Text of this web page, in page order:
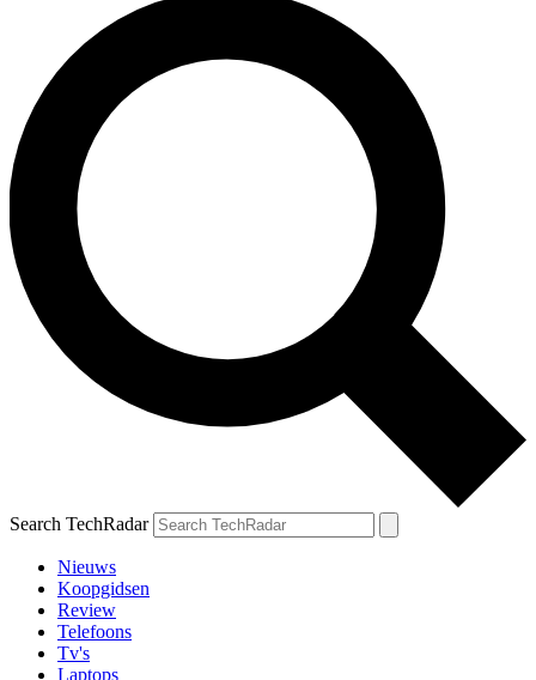
Search TechRadar
Nieuws
Koopgidsen
Review
Telefoons
Tv's
Laptops